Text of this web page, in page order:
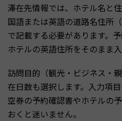
滞在先情報では、ホテル名と
国語または英語の道路名住所
で記載する必要があります。
ホテルの英語住所をそのまま
訪問目的（観光・ビジネス・
在日数も選択します。入力項
空券の予約確認書やホテルの
おくと迷いません。